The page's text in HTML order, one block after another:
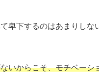
卑下するのはあまりしな
いからこそ、モチベーシ